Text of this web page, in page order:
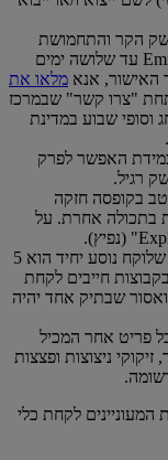
הקר והתחמושת
מותנית בקבלת אישור מטעם Emirates עד שלושה ימים
האישור, אנא מלאו את
תחת "צרו קשר" שבמרכז
וסופי שבוע במדינת
האפשר לפרק
רגיל.
בקופסה חזקה
בתכולה אחרת. על
המשקל הכולל המרבי של תחמושת שלוקח נוסע יחיד הוא 5
בקבוצות חייבים לקחת
שבתיק אחד יהיה
פריט אחר המכיל
זיקוקי ניצוצות ופצצות
לקחת כלי